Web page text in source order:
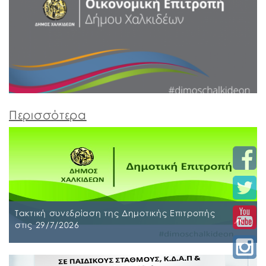
Περισσότερα
Τακτική συνεδρίαση της Δημοτικής Επιτροπής
στις 29/7/2026